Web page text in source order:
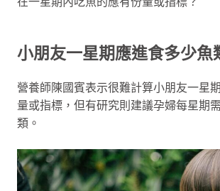
小朋友一星期應進食多少魚
營養師陳國賓表示很難計算小朋友一星
量或指標，但有研究則建議孕婦每星期
類。